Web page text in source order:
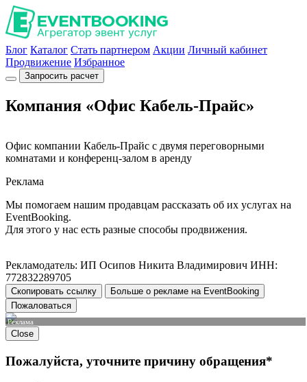
Блог Каталог Стать партнером Акции Личный кабинет
Продвижение Избранное
Запросить расчет
Компания «Офис Кабель-Прайс»
Офис компании Кабель-Прайс с двумя переговорными
комнатами и конференц-залом в аренду
Реклама
Мы помогаем нашим продавцам рассказать об их услугах на
EventBooking.
Для этого у нас есть разные способы продвижения.
Рекламодатель: ИП Осипов Никита Владимирович ИНН:
772832289705
Скопировать ссылку
Больше о рекламе на EventBooking
Пожаловаться
Реклама
Close
Пожалуйста, уточните причину обращения*